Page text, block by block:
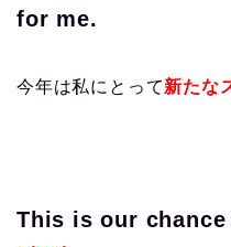
for me.
今年は私にとって新たな
This is our